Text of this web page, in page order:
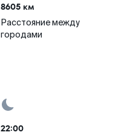
8605 км
Расстояние между
городами
22:00